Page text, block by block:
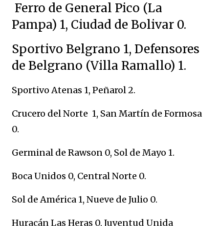
Ferro de General Pico (La
Pampa) 1, Ciudad de Bolivar 0.
Sportivo Belgrano 1, Defensores
de Belgrano (Villa Ramallo) 1.
Sportivo Atenas 1, Peñarol 2.
Crucero del Norte 1, San Martín de Formosa
0.
Germinal de Rawson 0, Sol de Mayo 1.
Boca Unidos 0, Central Norte 0.
Sol de América 1, Nueve de Julio 0.
Huracán Las Heras 0, Juventud Unida